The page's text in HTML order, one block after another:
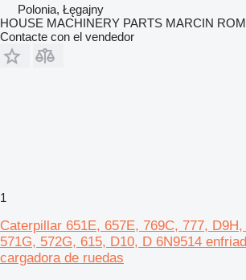
Polonia, Łęgajny
HOUSE MACHINERY PARTS MARCIN
Contacte con el vendedor
1
Caterpillar 651E, 657E, 769C, 777,
571G, 572G, 615, D10, D 6N9514
cargadora de ruedas